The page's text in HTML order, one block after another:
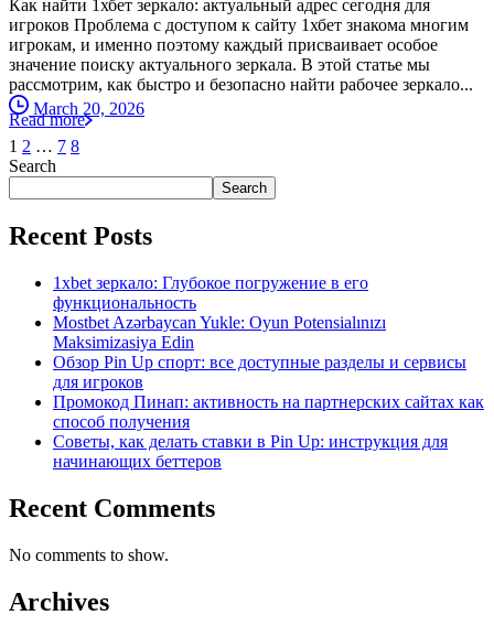
Как найти 1хбет зеркало: актуальный адрес сегодня для
игроков Проблема с доступом к сайту 1хбет знакома многим
игрокам, и именно поэтому каждый присваивает особое
значение поиску актуального зеркала. В этой статье мы
рассмотрим, как быстро и безопасно найти рабочее зеркало...
March 20, 2026
Read more
1 2 … 7 8
Search
Search
Recent Posts
1xbet зеркало: Глубокое погружение в его
функциональность
Mostbet Azərbaycan Yukle: Oyun Potensialınızı
Maksimizasiya Edin
Обзор Pin Up спорт: все доступные разделы и сервисы
для игроков
Промокод Пинап: активность на партнерских сайтах как
способ получения
Советы, как делать ставки в Pin Up: инструкция для
начинающих беттеров
Recent Comments
No comments to show.
Archives